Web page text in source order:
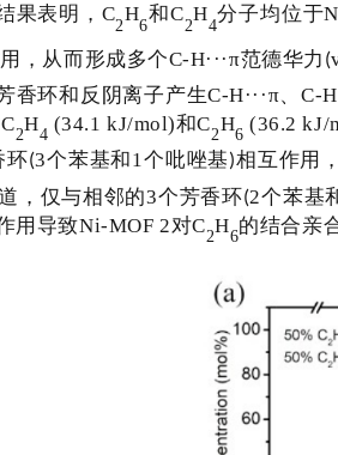
果表明， C2H6和C2H4分子均位于
，从而形成多个C-H···π范德华力 (
香环和反阴离子产生C-H···π、C-H
C2H4 (34.1 kJ/mol)和C2H6 (36.2 kJ/
环(3个苯基和 1个吡唑基)相互作用
，仅与相邻的3个芳香环(2个苯基
用导致Ni-MOF 2对C2H6的结合亲